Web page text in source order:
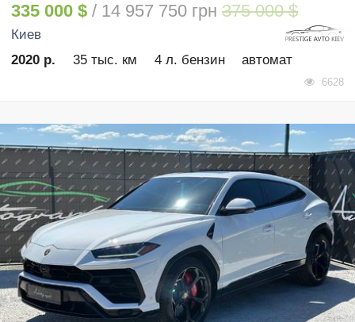
335 000 $ / 14 957 750 грн 375 000 $
Киев
2020 р.
35 тыс. км 4 л. бензин автомат
6628